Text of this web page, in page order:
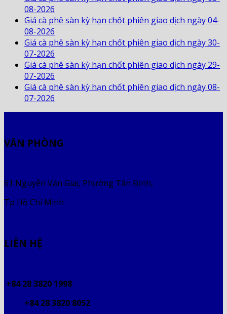
08-2026
Giá cà phê sàn kỳ hạn chốt phiên giao dịch ngày 04-
08-2026
Giá cà phê sàn kỳ hạn chốt phiên giao dịch ngày 30-
07-2026
Giá cà phê sàn kỳ hạn chốt phiên giao dịch ngày 29-
07-2026
Giá cà phê sàn kỳ hạn chốt phiên giao dịch ngày 08-
07-2026
VĂN PHÒNG
61 Nguyễn Văn Giai, Phường Tân Định,
Tp Hồ Chí Minh
LIÊN HỆ
+84 28 3820 1998
+84 28 3820 8052